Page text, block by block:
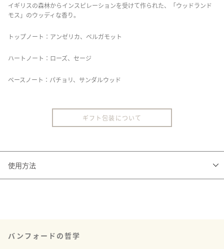
イギリスの森林からインスピレーションを受けて作られた、「ウッドランド
モス」のウッディな香り。
トップノート：アンゼリカ、ベルガモット
ハートノート：ローズ、セージ
ベースノート：パチョリ、サンダルウッド
ギフト包装について
使用方法
バンフォードの哲学